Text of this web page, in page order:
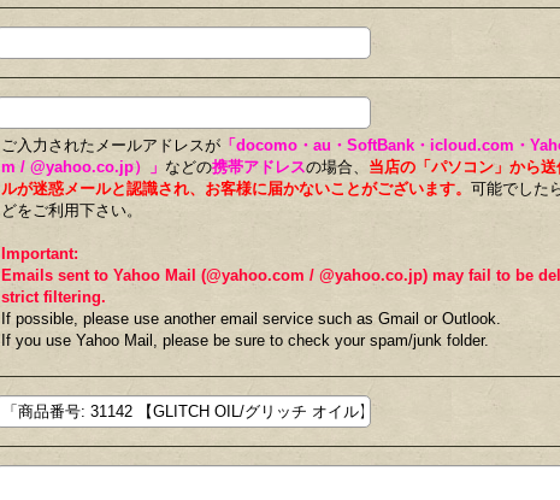
ご入力されたメールアドレスが 「docomo・au・SoftBank・icloud.com・
m / @yahoo.co.jp）」 などの携帯アドレスの場合、 当店の「パソコン」から
ルが迷惑メールと認識され、お客様に届かないことがございます。 可能でした
どをご利用下さい。
Important:
Emails sent to Yahoo Mail (@yahoo.com / @yahoo.co.jp) may fail to be
strict filtering.
If possible, please use another email service such as Gmail or Outlook.
If you use Yahoo Mail, please be sure to check your spam/junk folder.